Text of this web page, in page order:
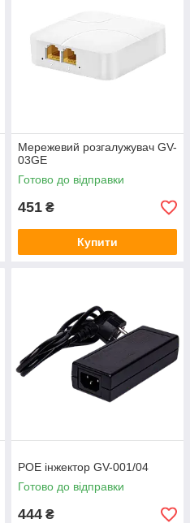
Мережевий розгалужувач GV-
03GE
Готово до відправки
451 ₴
Купити
POE інжектор GV-001/04
Готово до відправки
444 ₴